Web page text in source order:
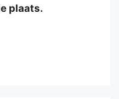
plaats.